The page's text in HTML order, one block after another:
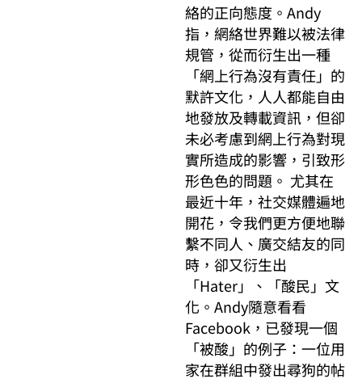
絡的正向態度。Andy
指，網絡世界難以被法律
規管，從而衍生出一種
「網上行為沒有責任」的
默許文化，人人都能自由
地發放及轉載資訊，但卻
未必考慮到網上行為對現
實所造成的影響，引致形
形色色的問題。 尤其在
最近十年，社交媒體遍地
開花，令我們更方便地聯
繫不同人、廣交結友的同
時，卻又衍生出
「Hater」、「酸民」文
化。Andy隨意看看
Facebook，已發現一個
「被酸」的例子：一位用
家在群組中發出尋狗的帖